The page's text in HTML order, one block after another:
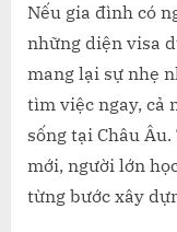
Nếu gia đình có
những diện visa
mang lại sự nhẹ
tìm việc ngay, cả
sống tại Châu
mới, người lớn
từng bước xây